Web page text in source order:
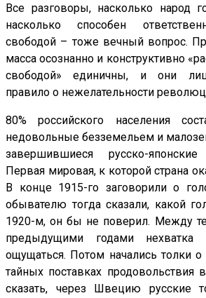
Все разговоры, насколько народ
насколько способен
свободой – тоже вечный вопрос.
масса осознанно и конструктивно
свободой» единичны, и они
правило о нежелательности
80% российского населения
недовольные безземельем и
завершившиеся русско-
Первая мировая, к которой страна
В конце 1915-го заговорили о
обывателю тогда сказали, какой
1920-м, он бы не поверил. Между
предыдущими годами нехватка
ощущаться. Потом начались толки
тайных поставках продовольствия
сказать, через Швецию русские